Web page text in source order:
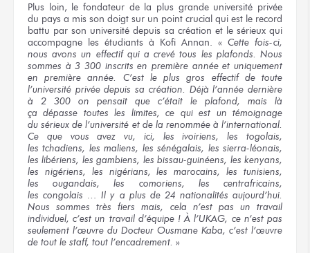
Plus loin, le fondateur de la plus grande université privée
du pays a mis son doigt sur un point crucial qui est le record
battu par son université depuis sa création et le sérieux qui
accompagne les étudiants à Kofi Annan. « Cette fois-ci,
nous avons un effectif qui a crevé tous les plafonds. Nous
sommes à 3 300 inscritsen première année et uniquement
en première année. C’est le plus gros effectif de toute
l’université privéedepuis sa création. Déjà l’année dernière
à 2 300
on pensait que c’était le plafond,
mais là
ça dépasse toutesles limites, ce qui est un témoignage
du sérieux de l’université et de la renommée à l’international.
Ce que vous avez vu, ici, les ivoiriens,
les togolais,
les tchadiens, les maliens, les sénégalais, les sierra-léonais,
les libériens, les gambiens, les bissau-guinéens, les kenyans,
les nigériens, les nigérians, les marocains, les tunisiens,
les ougandais,
les comoriens,
les centrafricains,
les congolais … Il y a plus de 24 nationalités aujourd’hui.
Nous sommes très fiers mais, cela n’est pas un travail
individuel,c’est un travail d’équipe ! À l’UKAG, ce n’est pas
seulement l’œuvre du Docteur Ousmane Kaba, c’est l’œuvre
de tout le staff, tout l’encadrement. »